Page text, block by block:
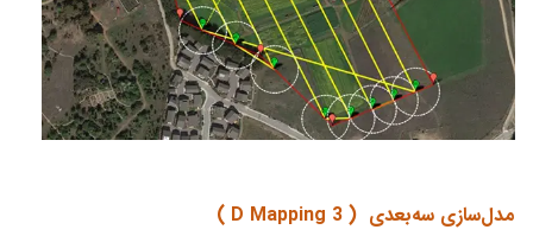
مدل‌سازی سه‌بعدی ( 3 D Mapping
)